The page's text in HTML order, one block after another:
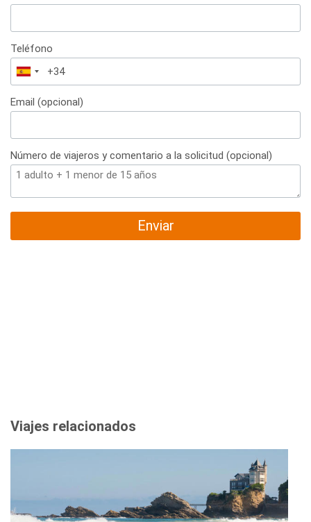
Teléfono
España
+34
Email (opcional)
Número de viajeros y comentario a la solicitud (opcional)
Enviar
Viajes relacionados